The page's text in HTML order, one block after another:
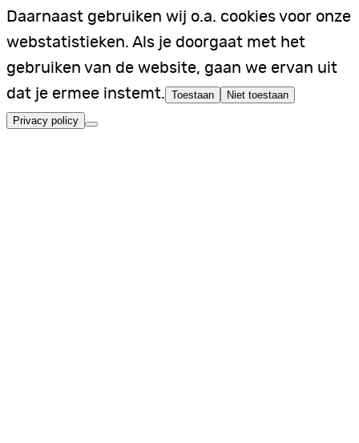
Daarnaast gebruiken wij o.a. cookies voor onze
webstatistieken. Als je doorgaat met het
gebruiken van de website, gaan we ervan uit
dat je ermee instemt. Toestaan Niet toestaan
Privacy policy